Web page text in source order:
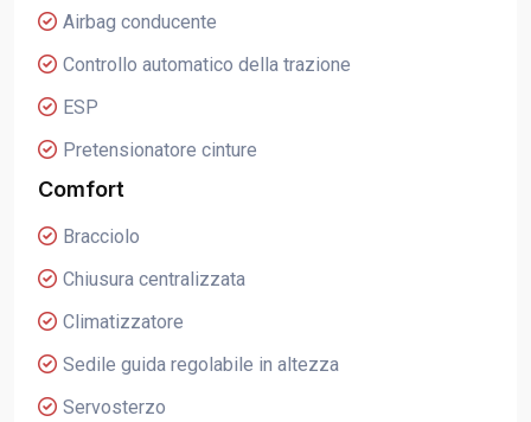
Airbag conducente
Controllo automatico della trazione
ESP
Pretensionatore cinture
Comfort
Bracciolo
Chiusura centralizzata
Climatizzatore
Sedile guida regolabile in altezza
Servosterzo